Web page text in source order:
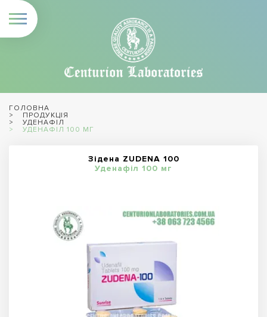
ГОЛОВНА
ПРОДУКЦІЯ
УДЕНАФІЛ
УДЕНАФІЛ 100 МГ
Зідена ZUDENA 100
Уденафіл 100 мг